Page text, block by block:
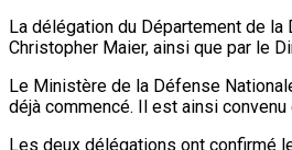
La délégation du Département de
Christopher Maier, ainsi que par le
Le Ministère de la Défense
déjà commencé. Il est ainsi
Les deux délégations ont confirmé